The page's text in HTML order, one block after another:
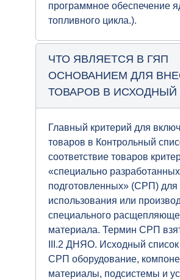
программное обеспечение
топливного цикла.).
ЧТО ЯВЛЯЕТСЯ В ГЯП
ОСНОВАНИЕМ ДЛЯ
ТОВАРОВ В ИСХОДНЫЙ
Главный критерий для
товаров в Контрольный
соответствие товаров
«специально
подготовленных» (СРП) для
использования или
специального
материала. Термин СРП
III.2 ДНЯО. Исходный
СРП оборудование,
материалы, подсистемы и